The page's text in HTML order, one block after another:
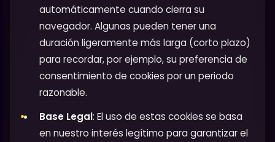
automáticamente cuando cierra su
navegador. Algunas pueden tener una
duración ligeramente más larga (corto plazo)
para recordar, por ejemplo, su preferencia de
consentimiento de cookies por un periodo
razonable.
Base Legal: El uso de estas cookies se basa
en nuestro interés legítimo para garantizar el